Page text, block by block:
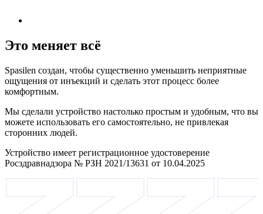
Это меняет всё
Spasilen создан, чтобы существенно уменьшить неприятные
ощущения от инъекций и сделать этот процесс более
комфортным.
Мы сделали устройство настолько простым и удобным, что вы
можете использовать его самостоятельно, не привлекая
сторонних людей.
Устройство имеет регистрационное удостоверение
Росздравнадзора № РЗН 2021/13631 от 10.04.2025